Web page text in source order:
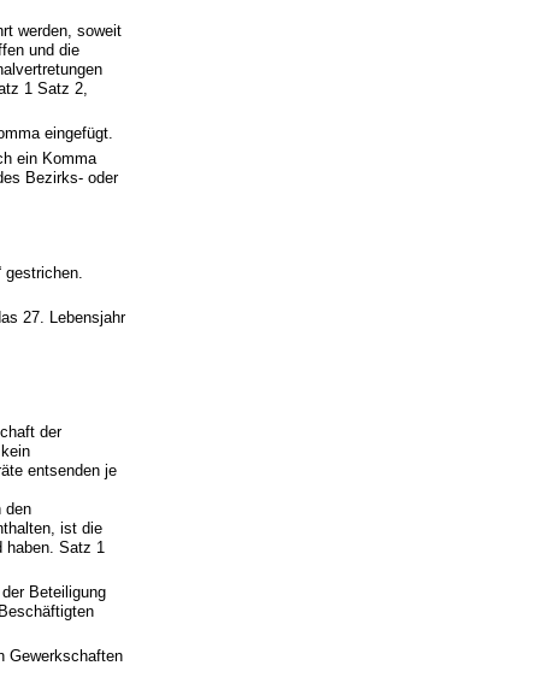
werden, soweit
und die
1 Satz 2,
eingefügt.
ein Komma
Bezirks- oder
27. Lebensjahr
der
entsenden je
den
ist die
haben. Satz 1
Beteiligung
Gewerkschaften